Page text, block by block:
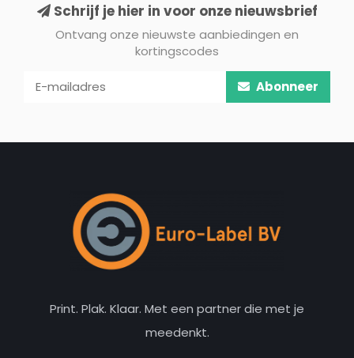
Schrijf je hier in voor onze nieuwsbrief
Ontvang onze nieuwste aanbiedingen en
kortingscodes
Abonneer
Print. Plak. Klaar. Met een partner die met je
meedenkt.